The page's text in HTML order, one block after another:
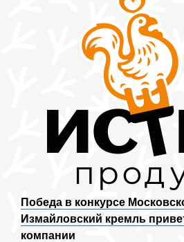
Победа в конкурсе
Измайловский кремль
компании